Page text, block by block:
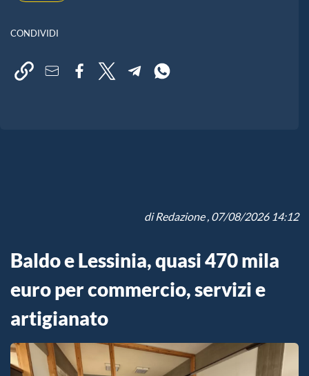
CONDIVIDI
diRedazione, 07/08/2026 14:12
Baldo e Lessinia, quasi 470 mila
euro per commercio, servizi e
artigianato